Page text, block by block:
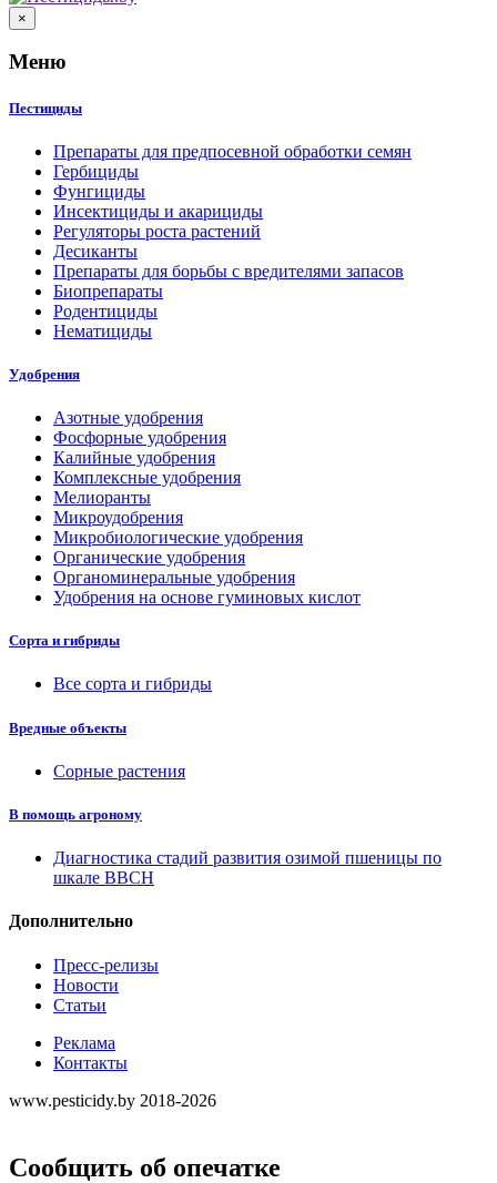
×
Меню
Пестициды
Препараты для предпосевной обработки семян
Гербициды
Фунгициды
Инсектициды и акарициды
Регуляторы роста растений
Десиканты
Препараты для борьбы с вредителями запасов
Биопрепараты
Родентициды
Нематициды
Удобрения
Азотные удобрения
Фосфорные удобрения
Калийные удобрения
Комплексные удобрения
Мелиоранты
Микроудобрения
Микробиологические удобрения
Органические удобрения
Органоминеральные удобрения
Удобрения на основе гуминовых кислот
Сорта и гибриды
Все сорта и гибриды
Вредные объекты
Сорные растения
В помощь агроному
Диагностика стадий развития озимой пшеницы по
шкале ВВСН
Дополнительно
Пресс-релизы
Новости
Статьи
Реклама
Контакты
www.pesticidy.by 2018-2026
Сообщить об опечатке